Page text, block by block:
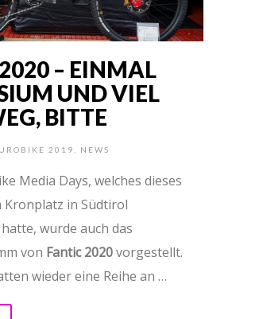
– EINMAL
UND VIEL
BITTE
2019 NEWS
Media Days, welches dieses
Kronplatz in Südtirol
wurde auch das
von Fantic 2020vorgestellt.
wieder eine Reihe an …